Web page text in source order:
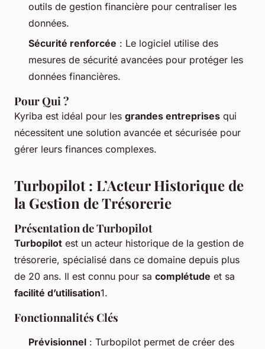
outils de gestion financière pour centraliser les
données.
Sécurité renforcée : Le logiciel utilise des
mesures de sécurité avancées pour protéger les
données financières.
Pour Qui ?
Kyriba est idéal pour les grandes entreprises qui
nécessitent une solution avancée et sécurisée pour
gérer leurs finances complexes.
Turbopilot : L’Acteur Historique de
la Gestion de Trésorerie
Présentation de Turbopilot
Turbopilot est un acteur historique de la gestion de
trésorerie, spécialisé dans ce domaine depuis plus
de 20 ans. Il est connu pour sa complétude et sa
facilité d’utilisation1.
Fonctionnalités Clés
Prévisionnel : Turbopilot permet de créer des